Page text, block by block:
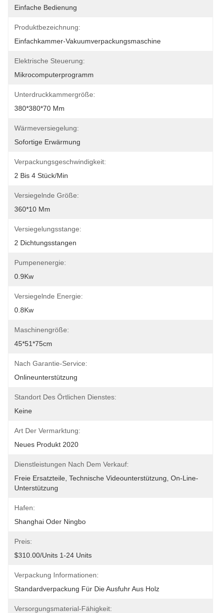
Einfache Bedienung
Produktbezeichnung:
Einfachkammer-Vakuumverpackungsmaschine
Elektrische Steuerung:
Mikrocomputerprogramm
Unterdruckkammergröße:
380*380*70 Mm
Wärmeversiegelung:
Sofortige Erwärmung
Verpackungsgeschwindigkeit:
2 Bis 4 Stück/min
Versiegelnde Größe:
360*10 Mm
Versiegelungsstange:
2 Dichtungsstangen
Pumpenenergie:
0.9Kw
Versiegelnde Energie:
0.8Kw
Maschinengröße:
45*51*75cm
Nach Garantie-Service:
Onlineunterstützung
Standort Des Örtlichen Dienstes:
Keine
Art Der Vermarktung:
Neues Produkt 2020
Dienstleistungen Nach Dem Verkauf:
Freie Ersatzteile, Technische Videounterstützung, On-Line-
Unterstützung
Hafen:
Shanghai Oder Ningbo
Preis:
$310.00/units 1-24 Units
Verpackung Informationen:
Standardverpackung Für Die Ausfuhr Aus Holz
Versorgungsmaterial-Fähigkeit: